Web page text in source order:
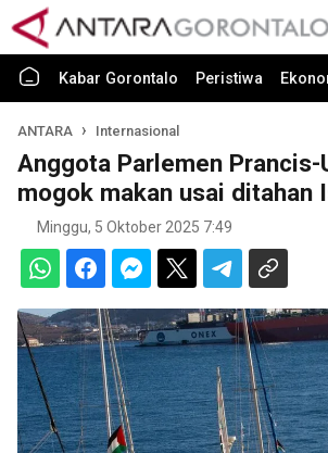
Kabar Gorontalo Peristiwa
ANTARA Internasional
Anggota Parlemen Prancis-
mogok makan usai ditahan
Minggu, 5 Oktober 2025 7:49